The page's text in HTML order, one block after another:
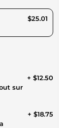
$25.01
sur
+ $12.50
+ $18.75